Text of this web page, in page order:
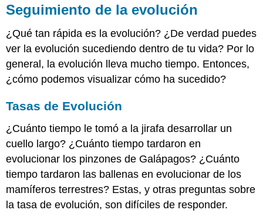
más
Seguimiento de la evolución
¿Qué tan rápida es la evolución? ¿De verdad puedes
ver la evolución sucediendo dentro de tu vida? Por lo
general, la evolución lleva mucho tiempo. Entonces,
¿cómo podemos visualizar cómo ha sucedido?
Tasas de Evolución
¿Cuánto tiempo le tomó a la jirafa desarrollar un
cuello largo? ¿Cuánto tiempo tardaron en
evolucionar los pinzones de Galápagos? ¿Cuánto
tiempo tardaron las ballenas en evolucionar de los
mamíferos terrestres? Estas, y otras preguntas sobre
la tasa de evolución, son difíciles de responder.